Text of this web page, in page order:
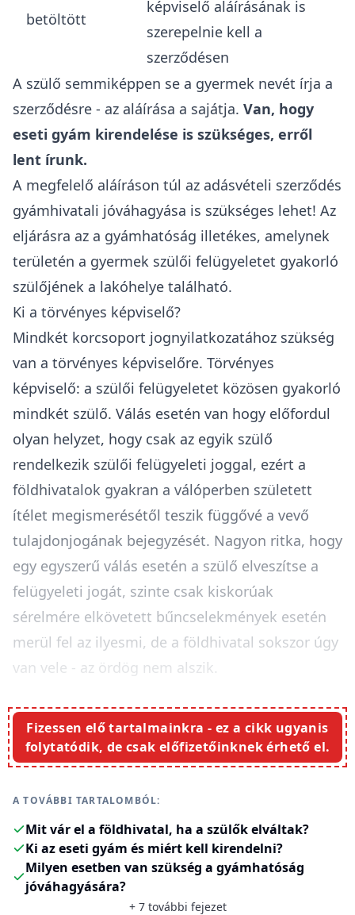
betöltött
képviselő aláírásának is
szerepelnie kell a
szerződésen
A szülő semmiképpen se a gyermek nevét írja a
szerződésre - az aláírása a sajátja. Van, hogy
eseti gyám kirendelése is szükséges, erről
lent írunk.
A megfelelő aláíráson túl az adásvételi szerződés
gyámhivatali jóváhagyása is szükséges lehet! Az
eljárásra az a gyámhatóság illetékes, amelynek
területén a gyermek szülői felügyeletet gyakorló
szülőjének a lakóhelye található.
Ki a törvényes képviselő?
Mindkét korcsoport jognyilatkozatához szükség
van a törvényes képviselőre. Törvényes
képviselő: a szülői felügyeletet közösen gyakorló
mindkét szülő. Válás esetén van hogy előfordul
olyan helyzet, hogy csak az egyik szülő
rendelkezik szülői felügyeleti joggal, ezért a
földhivatalok gyakran a válóperben született
ítélet megismerésétől teszik függővé a vevő
tulajdonjogának bejegyzését. Nagyon ritka, hogy
egy egyszerű válás esetén a szülő elveszítse a
felügyeleti jogát, szinte csak kiskorúak
sérelmére elkövetett bűncselekmények esetén
merül fel az ilyesmi, de a földhivatal sokszor úgy
van vele - az ördög nem alszik.
Fizessen elő tartalmainkra - ez a cikk ugyanis
folytatódik, de csak előfizetőinknek érhető el.
A TOVÁBBI TARTALOMBÓL:
Mit vár el a földhivatal, ha a szülők elváltak?
Ki az eseti gyám és miért kell kirendelni?
Milyen esetben van szükség a gyámhatóság
jóváhagyására?
+ 7további fejezet